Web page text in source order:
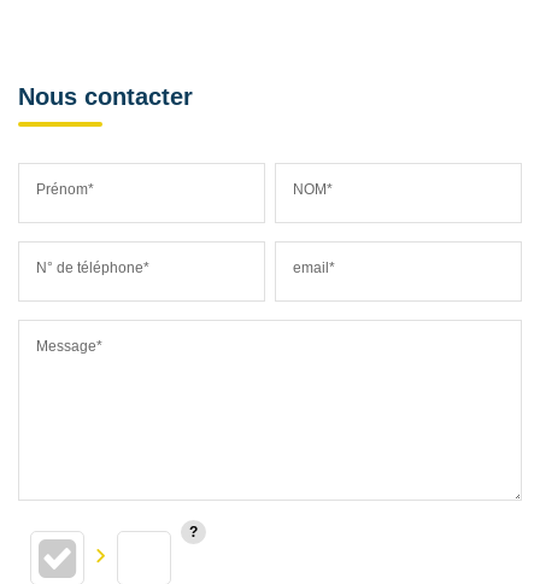
Nous contacter
Prénom* NOM*
N° de téléphone* email*
Message*